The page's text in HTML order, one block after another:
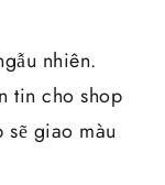
nhiên.
tin cho shop
sẽ giao màu